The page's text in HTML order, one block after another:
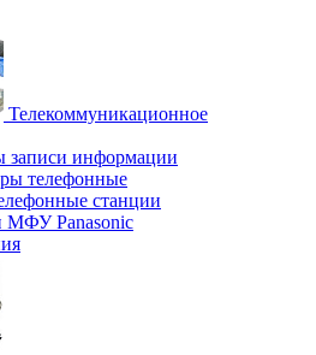
Телекоммуникационное
записи информации
телефонные
станции
МФУ Panasonic